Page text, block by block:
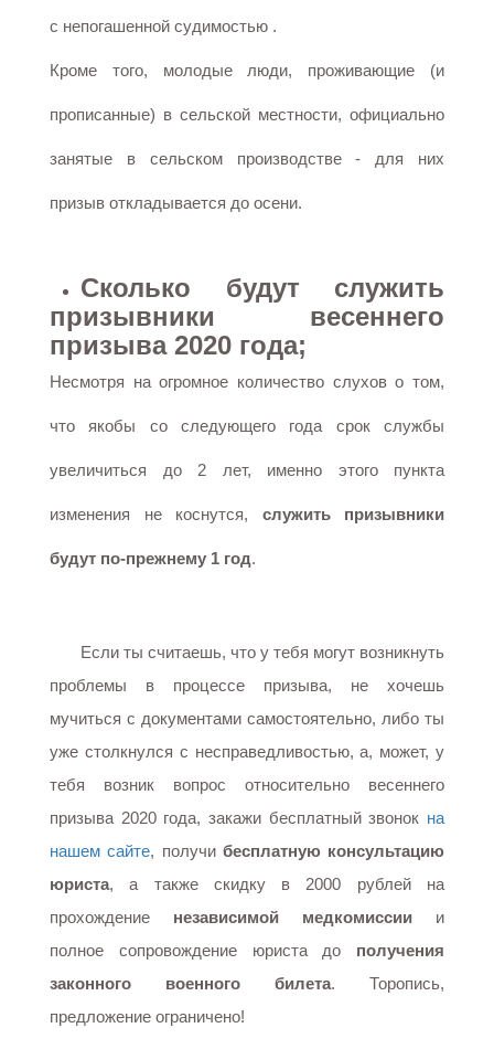
с непогашенной судимостью .
Кроме того, молодые люди, проживающие (и
прописанные) в сельской местности, официально
занятые в сельском производстве - для них
призыв откладывается до осени.
Сколько будут служить
призывники весеннего
призыва 2020 года;
Несмотря на огромное количество слухов о том,
что якобы со следующего года срок службы
увеличиться до 2 лет, именно этого пункта
изменения не коснутся, служить призывники
будут по-прежнему 1 год.
Если ты считаешь, что у тебя могут возникнуть
проблемы в процессе призыва, не хочешь
мучиться с документами самостоятельно, либо ты
уже столкнулся с несправедливостью, а, может, у
тебя возник вопрос относительно весеннего
призыва 2020 года, закажи бесплатный звонок на
нашем сайте, получи бесплатную консультацию
юриста, а также скидку в 2000 рублей на
прохождение независимой медкомиссии и
полное сопровождение юриста до получения
законного военного билета. Торопись,
предложение ограничено!